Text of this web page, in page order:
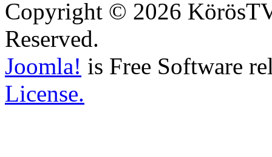
Copyright © 2026
Reserved.
Joomla! is Free Software
License.